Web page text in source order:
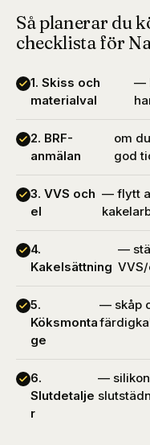
Så planerar du
checklista för
1. Skiss och
materialval
—
2. BRF-
anmälan
om
god
3. VVS och
el
— flytt
4.
Kakelsättning
—
5.
Köksmonta
ge
— skåp
6.
Slutdetalje
r
—